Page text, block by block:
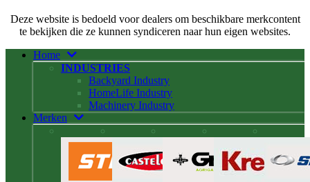
Deze website is bedoeld voor dealers om beschikbare merkcontent
te bekijken die ze kunnen syndiceren naar hun eigen websites.
Home
INDUSTRIES
Backyard Industry
HomeLife Industry
Machinery Industry
Merken